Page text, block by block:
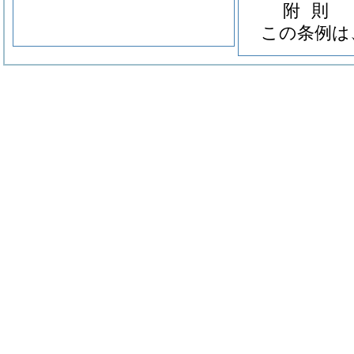
附 則
この条例